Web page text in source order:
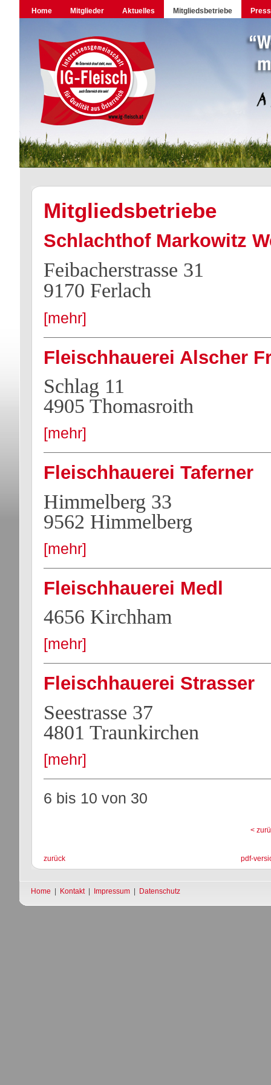
Home Mitglieder Aktuelles Mitgliedsbetriebe
Mitgliedsbetriebe
Schlachthof Markowitz
Feibacherstrasse 31
9170 Ferlach
[mehr]
Fleischhauerei Alscher
Schlag 11
4905 Thomasroith
[mehr]
Fleischhauerei Taferner
Himmelberg 33
9562 Himmelberg
[mehr]
Fleischhauerei Medl
4656 Kirchham
[mehr]
Fleischhauerei Strasser
Seestrasse 37
4801 Traunkirchen
[mehr]
6 bis 10 von 30
<
zurück pdf-
Home | Kontakt| Impressum | Datenschutz